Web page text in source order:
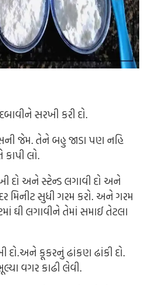
સરખી કરી દો.
જેમ. તેને બહુ જાડા પણ નહિ
લો.
દો અને સ્ટેન્ડ લગાવી દો અને
મિનીટ સુધી ગરમ કરો. અને ગરમ
ઘી લગાવીને તેમાં સમાઈ તેટલા
દો.અને કૂકરનું ઢાંકણ ઢાંકી દો.
વગર કાઢી લેવી.